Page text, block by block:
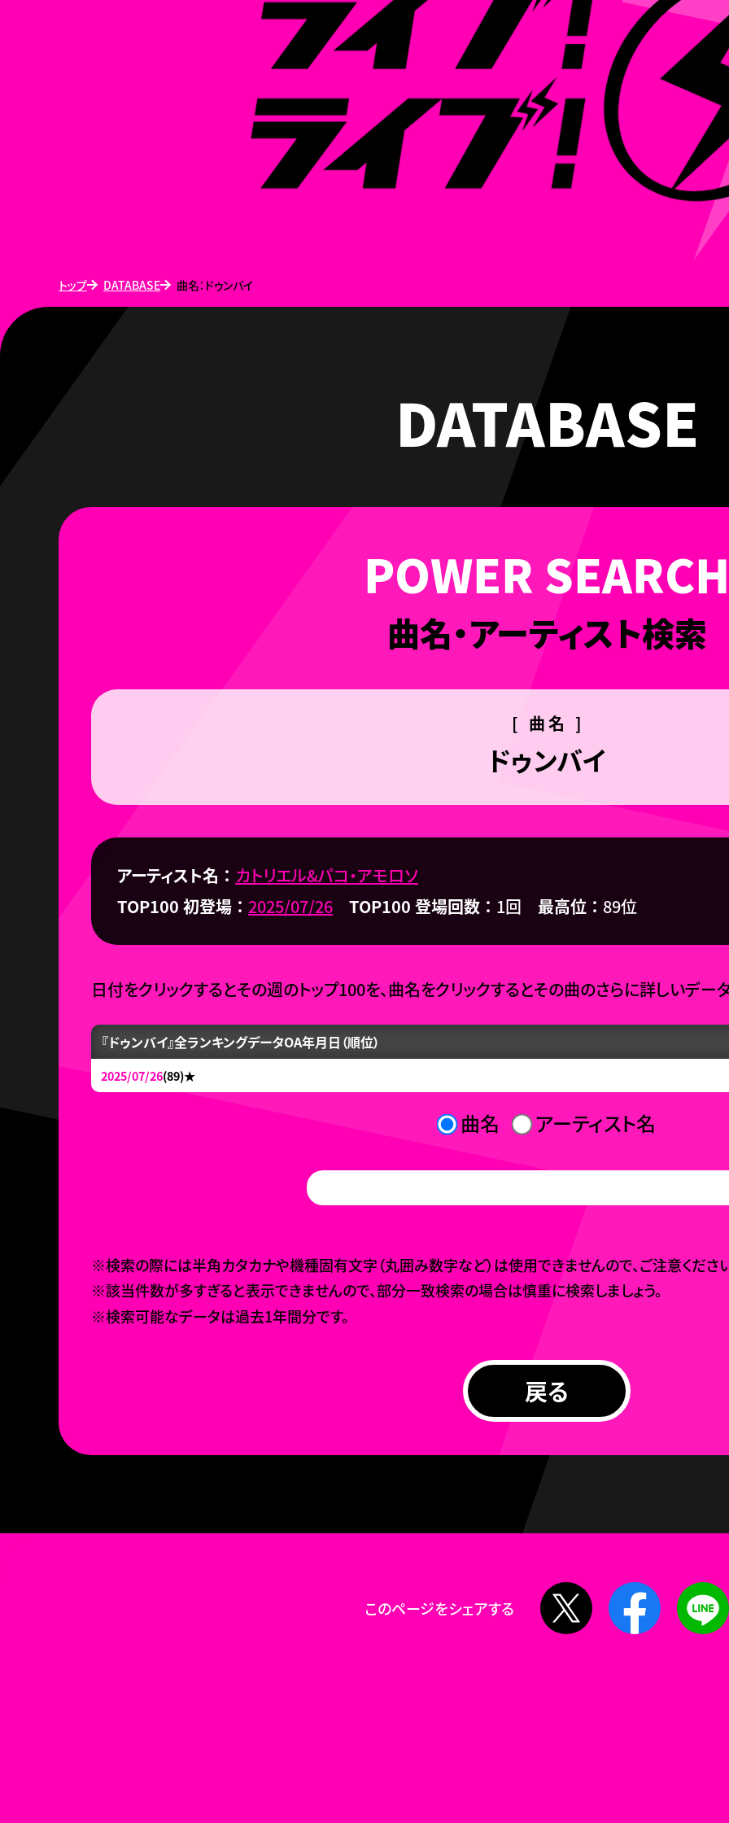
トップ DATABASE 曲名：ドゥンバイ
DATABASE
曲名・アーティスト検索
[ 曲名 ]
ドゥンバイ
アーティスト名
カトリエル&パコ・アモロソ
TOP100 初登場
2025/07/26 TOP100 登場回数 1回 最高位 89位
日付をクリックするとその週のトップ100を、曲名をクリックするとその曲のさらに詳しいデー
『ドゥンバイ』全ランキングデータOA年月日（順位）
2025/07/26(89)★
曲名 アーティスト名
※検索の際には半角カタカナや機種固有文字（丸囲み数字など）は使用できませんので、ご注意くださ
※該当件数が多すぎると表示できませんので、部分一致検索の場合は慎重に検索しましょう。
※検索可能なデータは過去1年間分です。
戻る
このページをシェアする
Facebook